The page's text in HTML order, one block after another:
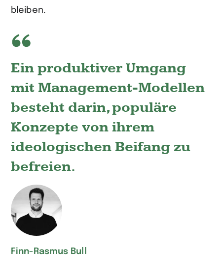
bleiben.
Ein produktiver Umgang
mit Management-Modellen
besteht darin, populäre
Konzepte von ihrem
ideologischen Beifang zu
befreien.
Finn-Rasmus Bull